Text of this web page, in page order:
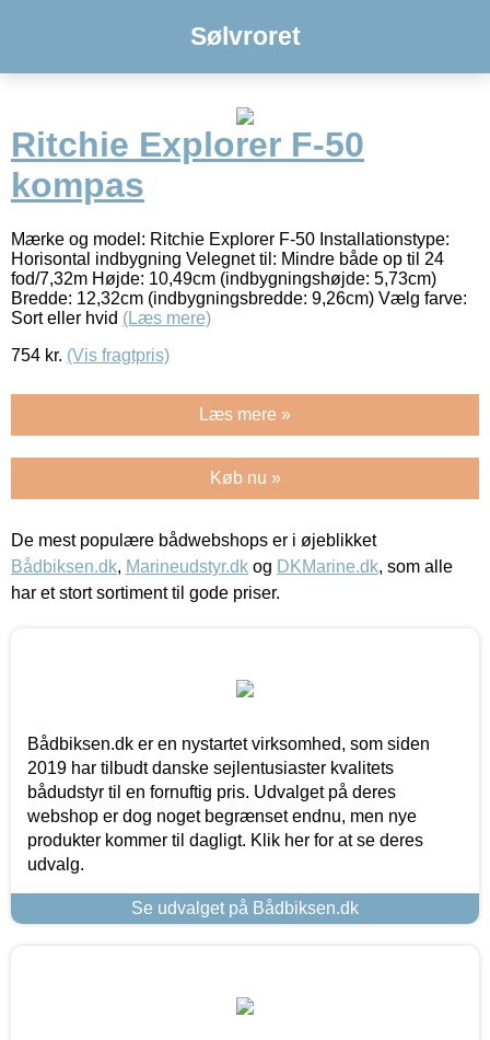
Sølvroret
Ritchie Explorer F-50
kompas
Mærke og model: Ritchie Explorer F-50 Installationstype:
Horisontal indbygning Velegnet til: Mindre både op til 24
fod/7,32m Højde: 10,49cm (indbygningshøjde: 5,73cm)
Bredde: 12,32cm (indbygningsbredde: 9,26cm) Vælg farve:
Sort eller hvid (Læs mere)
754 kr. (Vis fragtpris)
Læs mere »
Køb nu »
De mest populære bådwebshops er i øjeblikket
Bådbiksen.dk, Marineudstyr.dk og DKMarine.dk, som alle
har et stort sortiment til gode priser.
Bådbiksen.dk er en nystartet virksomhed, som siden
2019 har tilbudt danske sejlentusiaster kvalitets
bådudstyr til en fornuftig pris. Udvalget på deres
webshop er dog noget begrænset endnu, men nye
produkter kommer til dagligt. Klik her for at se deres
udvalg.
Se udvalget på Bådbiksen.dk